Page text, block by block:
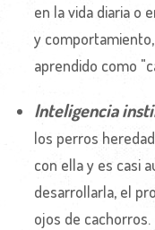
en la vida diaria o
y
aprendido como
Inteligencia
los perros
con ella y es casi
desarrollarla, el
ojos de cachorros.